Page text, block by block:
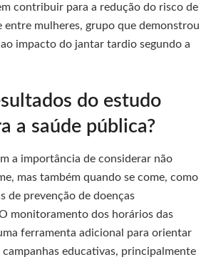
contribuir para a redução do risco de
entre mulheres, grupo que demonstrou
impacto do jantar tardio segundo a
do estudo
a saúde pública?
a importância de considerar não
mas também quando se come, como
de prevenção de doenças
monitoramento dos horários das
ferramenta adicional para orientar
campanhas educativas, principalmente